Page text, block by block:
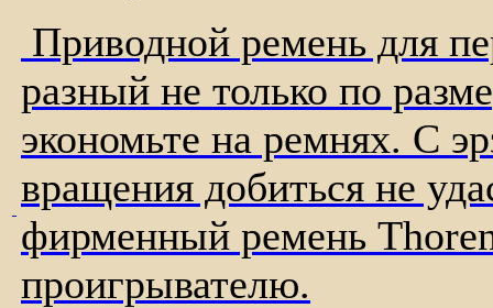
Приводной ремень для
разный не только по
экономьте на ремнях. С
вращения добиться не
фирменный ремень
проигрывателю.